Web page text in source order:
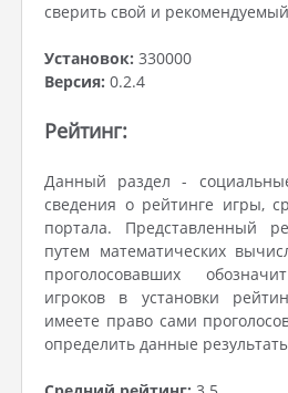
сверить свой и
Установок: 330000
Версия: 0.2.4
Рейтинг:
Данный раздел -
сведения о рейтинге игры,
портала. Представленный
путем математических
проголосовавших
игроков в установки
имеете право сами
определить данные